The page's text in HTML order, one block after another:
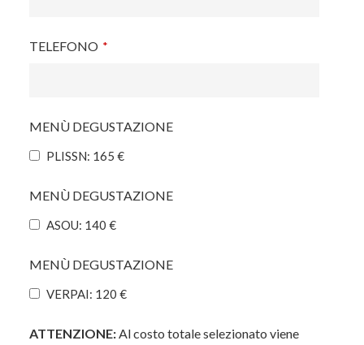
TELEFONO *
MENÙ DEGUSTAZIONE
PLISSN: 165 €
MENÙ DEGUSTAZIONE
ASOU: 140 €
MENÙ DEGUSTAZIONE
VERPAI: 120 €
ATTENZIONE:Al costo totale selezionato viene